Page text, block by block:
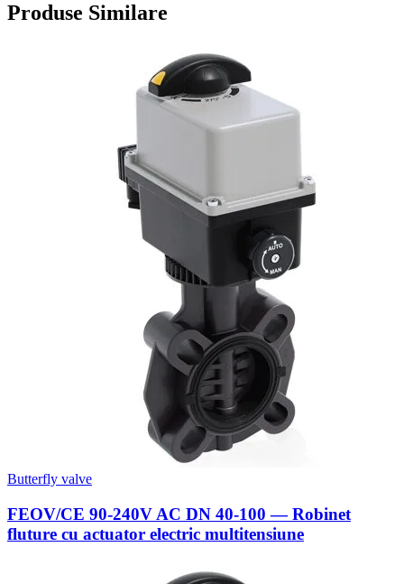
Produse Similare
Butterfly valve
FEOV/CE 90-240V AC DN 40-100 — Robinet
fluture cu actuator electric multitensiune